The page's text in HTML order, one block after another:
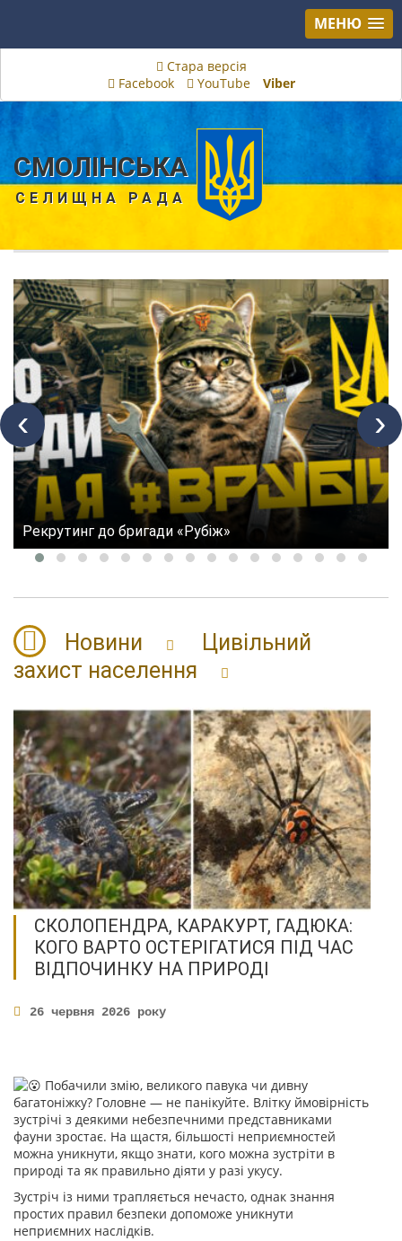
МЕНЮ
Стара версія
Facebook
YouTube Viber
СМОЛІНСЬКА
СЕЛИЩНА РАДА
Рекрутинг до бригади «Рубіж»
‹ ›
Новини
Цивільний
захист населення
СКОЛОПЕНДРА, КАРАКУРТ, ГАДЮКА:
КОГО ВАРТО ОСТЕРІГАТИСЯ ПІД ЧАС
ВІДПОЧИНКУ НА ПРИРОДІ
26 червня 2026 року
Побачили змію, великого павука чи дивну
багатоніжку? Головне — не панікуйте. Влітку ймовірність
зустрічі з деякими небезпечними представниками
фауни зростає. На щастя, більшості неприємностей
можна уникнути, якщо знати, кого можна зустріти в
природі та як правильно діяти у разі укусу.
Зустріч із ними трапляється нечасто, однак знання
простих правил безпеки допоможе уникнути
неприємних наслідків.